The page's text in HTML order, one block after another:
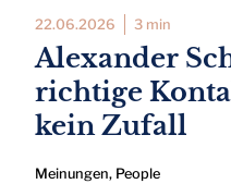
22.06.2026 3 min
Alexander
richtige
kein Zufall
Meinungen, People